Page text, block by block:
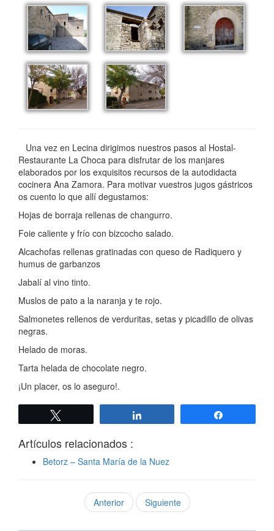
Una vez en Lecina dirigimos nuestros pasos al Hostal-
Restaurante La Choca para disfrutar de los manjares
elaborados por los exquisitos recursos de la autodidacta
cocinera Ana Zamora. Para motivar vuestros jugos gástricos
os cuento lo que allí degustamos:
Hojas de borraja rellenas de changurro.
Foie caliente y frío con bizcocho salado.
Alcachofas rellenas gratinadas con queso de Radiquero y
humus de garbanzos
Jabalí al vino tinto.
Muslos de pato a la naranja y te rojo.
Salmonetes rellenos de verduritas, setas y picadillo de olivas
negras.
Helado de moras.
Tarta helada de chocolate negro.
¡Un placer, os lo aseguro!.
Artículos relacionados :
Betorz – Santa María de la Nuez
Anterior Siguiente